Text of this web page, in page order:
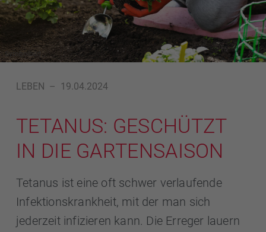
Symbolbild
LEBEN – 19.04.2024
TETANUS: GESCHÜTZT
IN DIE GARTENSAISON
Tetanus ist eine oft schwer verlaufende
Infektionskrankheit, mit der man sich
jederzeit infizieren kann. Die Erreger lauern